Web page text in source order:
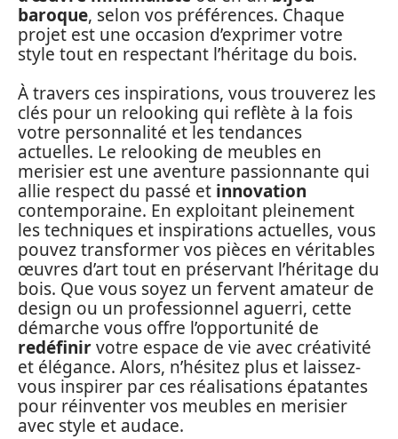
baroque, selon vos préférences. Chaque
projet est une occasion d’exprimer votre
style tout en respectant l’héritage du bois.
À travers ces inspirations, vous trouverez les
clés pour un relooking qui reflète à la fois
votre personnalité et les tendances
actuelles. Le relooking de meubles en
merisier est une aventure passionnante qui
allie respect du passé et innovation
contemporaine. En exploitant pleinement
les techniques et inspirations actuelles, vous
pouvez transformer vos pièces en véritables
œuvres d’art tout en préservant l’héritage du
bois. Que vous soyez un fervent amateur de
design ou un professionnel aguerri, cette
démarche vous offre l’opportunité de
redéfinirvotre espace de vie avec créativité
et élégance. Alors, n’hésitez plus et laissez-
vous inspirer par ces réalisations épatantes
pour réinventer vos meubles en merisier
avec style et audace.